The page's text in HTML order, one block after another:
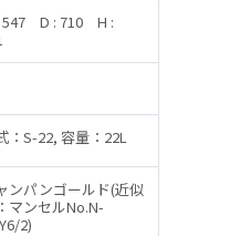
D : 710
H :
：S-22, 容量：22L
ンパンゴールド(近似
マンセルNo.N-
2)